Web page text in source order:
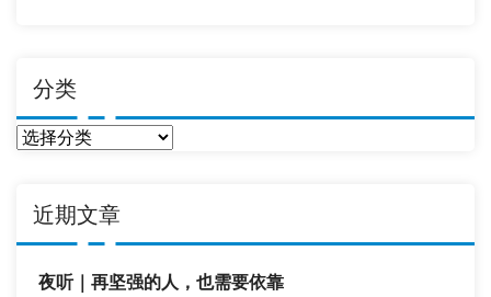
分类
分
近期文章
夜听｜再坚强的人，也需要依靠